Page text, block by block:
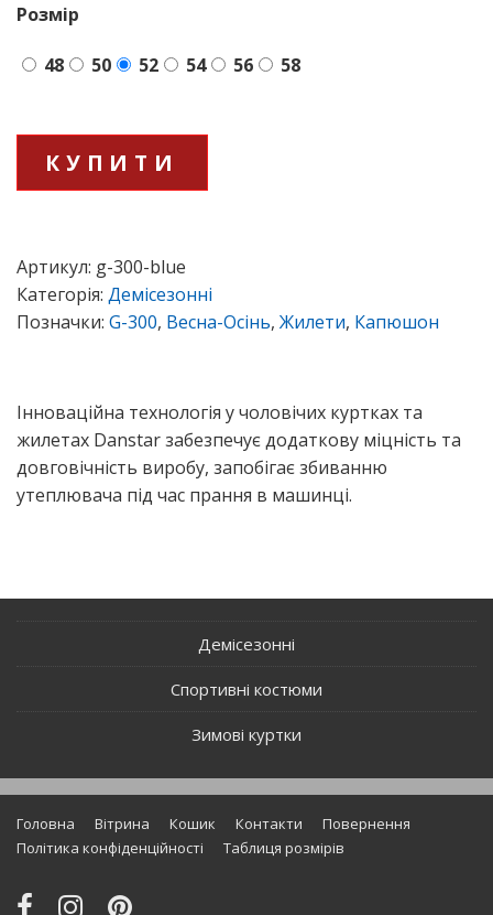
Розмір
48 50 52 54 56 58
Жилет
300
КУПИТИ
Артикул: g-300-blue
Категорія: Демісезонні
Позначки: G-300, Весна-Осінь, Жилети, Капюшон
Інно­ва­цій­на техно­ло­гія у чоло­ві­чих кур­тках та
жиле­тах Danstar забез­пе­чує дода­тко­ву міцність та
дов­го­ві­чність виро­бу, запо­бі­гає зби­ван­ню
уте­плю­ва­ча під час пра­н­ня в машинці.
Демісезонні
Спортивні костюми
Зимові куртки
Нижнє
меню
Головна Вітрина Кошик Контакти
Повернення
Політика конфіденційності
Таблиця розмірів